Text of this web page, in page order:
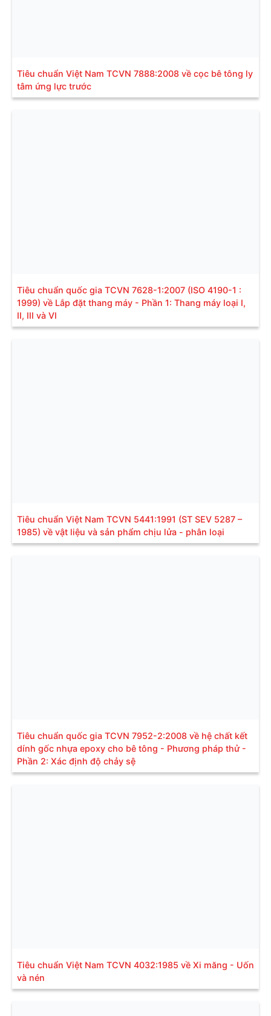
Tiêu chuẩn Việt Nam TCVN 7888:2008 về cọc bê tông ly
tâm ứng lực trước
Tiêu chuẩn quốc gia TCVN 7628-1:2007 (ISO 4190-1 :
1999) về Lắp đặt thang máy - Phần 1: Thang máy loại I,
II, III và VI
Tiêu chuẩn Việt Nam TCVN 5441:1991 (ST SEV 5287 –
1985) về vật liệu và sản phẩm chịu lửa - phân loại
Tiêu chuẩn quốc gia TCVN 7952-2:2008 về hệ chất kết
dính gốc nhựa epoxy cho bê tông - Phương pháp thử -
Phần 2: Xác định độ chảy sệ
Tiêu chuẩn Việt Nam TCVN 4032:1985 về Xi măng - Uốn
và nén